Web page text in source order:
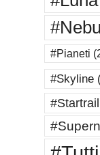
#Pianeti
#Skyline
#Startrail